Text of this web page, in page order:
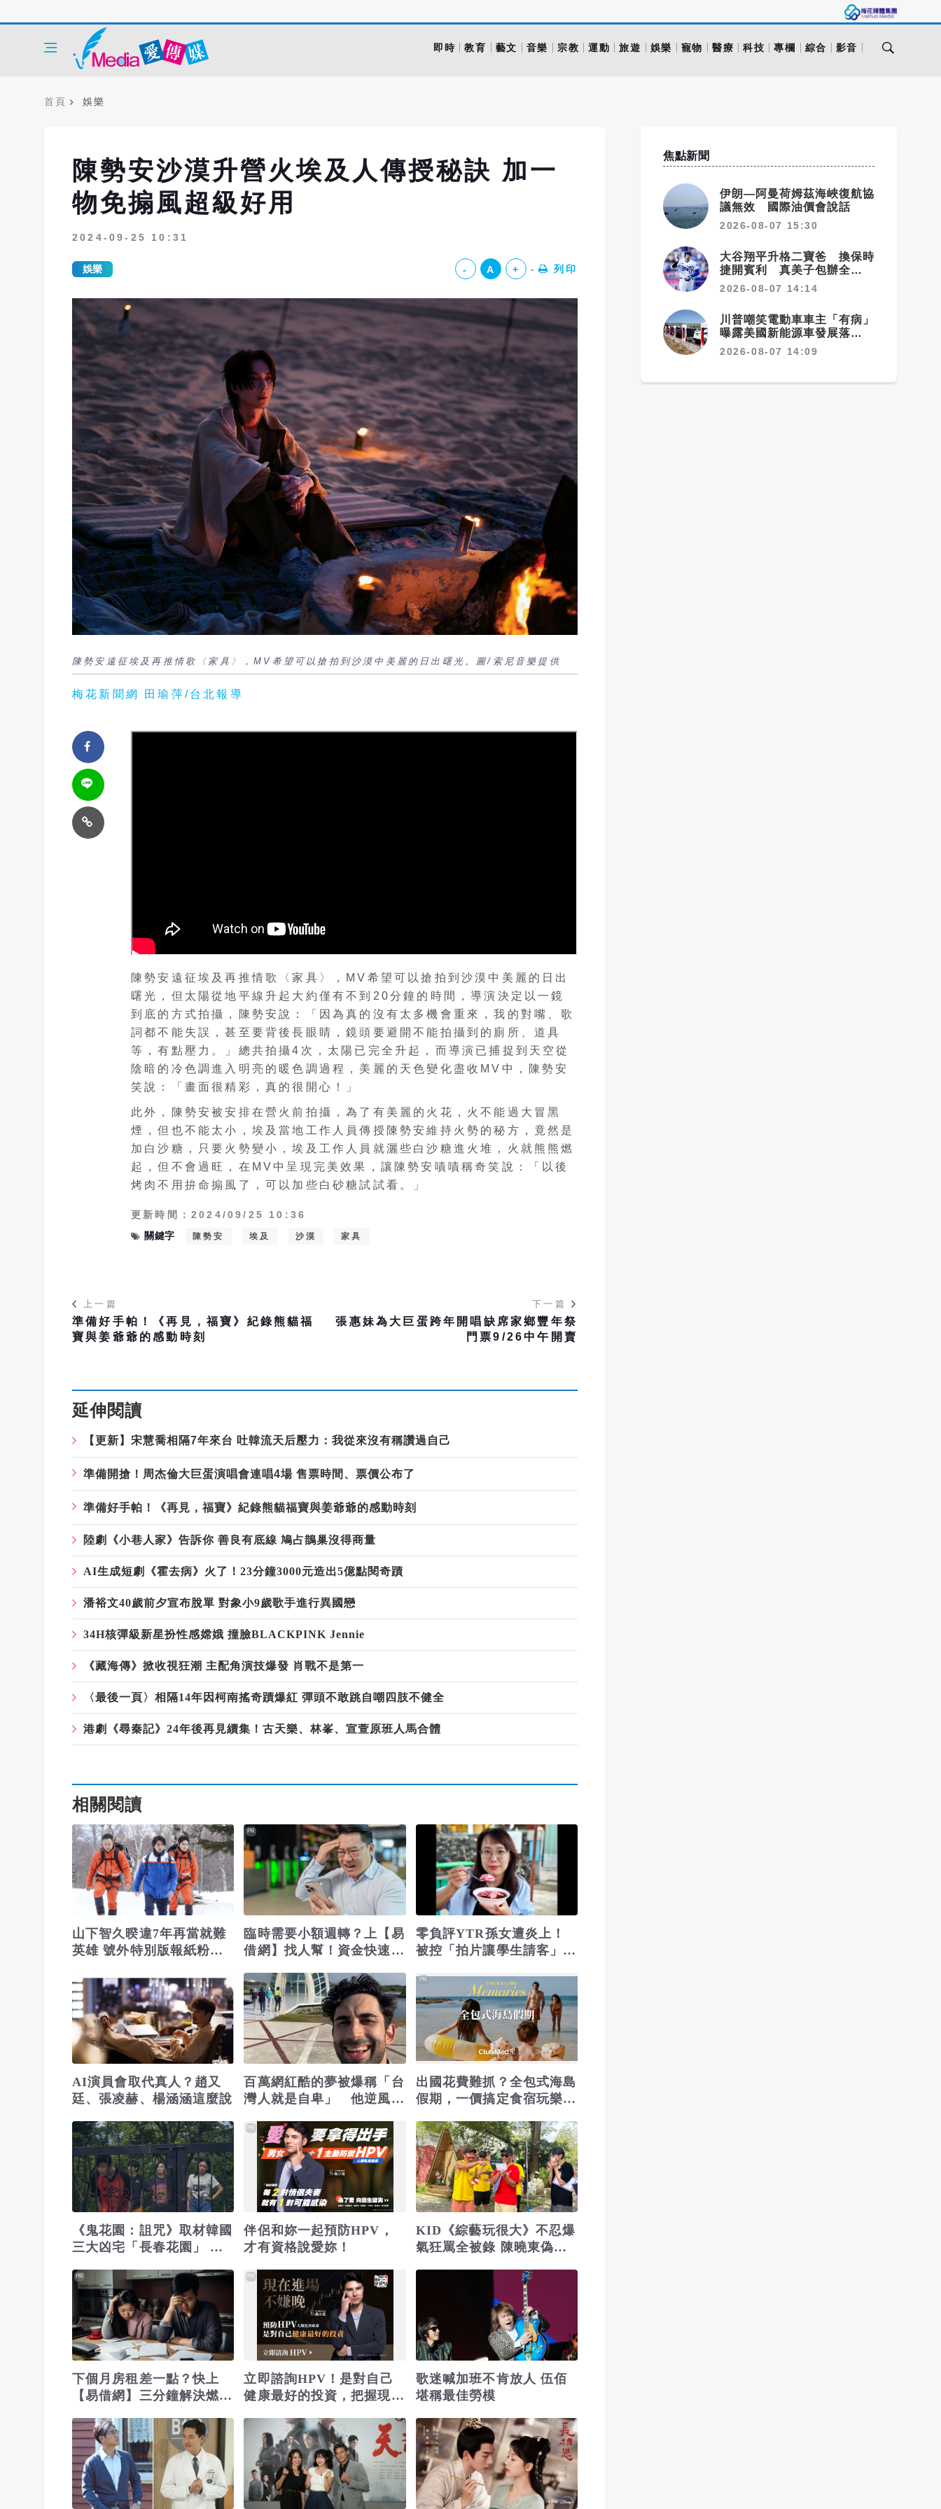
即時 教育 藝文 音樂 宗教 運動 旅遊 娛樂 寵物 醫療 科技 專欄 綜合 影音
首頁 娛樂
陳勢安沙漠升營火埃及人傳授秘訣 加一
物免搧風超級好用
2024-09-25 10:31
娛樂 - A + 列印
陳勢安遠征埃及再推情歌〈家具〉，MV希望可以搶拍到沙漠中美麗的日出曙光。圖/索尼音樂提供
梅花新聞網 田瑜萍/台北報導
陳勢安遠征埃及再推情歌〈家具〉，MV希望可以搶拍到沙漠中美麗的日出
曙光，但太陽從地平線升起大約僅有不到20分鐘的時間，導演決定以一鏡
到底的方式拍攝，陳勢安說：「因為真的沒有太多機會重來，我的對嘴、歌
詞都不能失誤，甚至要背後長眼睛，鏡頭要避開不能拍攝到的廁所、道具
等，有點壓力。」總共拍攝4次，太陽已完全升起，而導演已捕捉到天空從
陰暗的冷色調進入明亮的暖色調過程，美麗的天色變化盡收MV中，陳勢安
笑說：「畫面很精彩，真的很開心！」
此外，陳勢安被安排在營火前拍攝，為了有美麗的火花，火不能過大冒黑
煙，但也不能太小，埃及當地工作人員傳授陳勢安維持火勢的秘方，竟然是
加白沙糖，只要火勢變小，埃及工作人員就灑些白沙糖進火堆，火就熊熊燃
起，但不會過旺，在MV中呈現完美效果，讓陳勢安嘖嘖稱奇笑說：「以後
烤肉不用拚命搧風了，可以加些白砂糖試試看。」
更新時間：2024/09/25 10:36
關鍵字
陳勢安 埃及 沙漠 家具
上一篇
準備好手帕！《再見，福寶》紀錄熊貓福
寶與姜爺爺的感動時刻
下一篇
張惠妹為大巨蛋跨年開唱缺席家鄉豐年祭
門票9/26中午開賣
延伸閱讀
【更新】宋慧喬相隔7年來台 吐韓流天后壓力：我從來沒有稱讚過自己
準備開搶！周杰倫大巨蛋演唱會連唱4場 售票時間、票價公布了
準備好手帕！《再見，福寶》紀錄熊貓福寶與姜爺爺的感動時刻
陸劇《小巷人家》告訴你 善良有底線 鳩占鵲巢沒得商量
AI生成短劇《霍去病》火了！23分鐘3000元造出5億點閱奇蹟
潘裕文40歲前夕宣布脫單 對象小9歲歌手進行異國戀
34H核彈級新星扮性感嫦娥 撞臉BLACKPINK Jennie
《藏海傳》掀收視狂潮 主配角演技爆發 肖戰不是第一
〈最後一頁〉相隔14年因柯南搖奇蹟爆紅 彈頭不敢跳自嘲四肢不健全
港劇《尋秦記》24年後再見續集！古天樂、林峯、宣萱原班人馬合體
相關閱讀
山下智久暌違7年再當就難
英雄 號外特別版報紙粉絲
臨時需要小額週轉？上【易
借網】找人幫！資金快速到
PR
零負評YTR孫女遭炎上！
被控「拍片讓學生請客」...
AI演員會取代真人？趙又
廷、張凌赫、楊涵涵這麼說
百萬網紅酷的夢被爆稱「台
灣人就是自卑」 他逆風
出國花費難抓？全包式海島
假期，一價搞定食宿玩樂，
PR
《鬼花園：詛咒》取材韓國
三大凶宅「長春花園」 相
伴侶和妳一起預防HPV，
才有資格說愛妳！
PR
KID《綜藝玩很大》不忍爆
氣狂罵全被錄 陳曉東偽裝
下個月房租差一點？快上
【易借網】三分鐘解決燃眉
PR
立即諮詢HPV！是對自己
健康最好的投資，把握現在
PR
歌迷喊加班不肯放人 伍佰
堪稱最佳勞模
焦點新聞
伊朗—阿曼荷姆茲海峽復航協
議無效 國際油價會說話
2026-08-07 15:30
大谷翔平升格二寶爸 換保時
捷開賓利 真美子包辦全家飲
食
2026-08-07 14:14
川普嘲笑電動車車主「有病」
曝露美國新能源車發展落後中
國的關鍵
2026-08-07 14:09